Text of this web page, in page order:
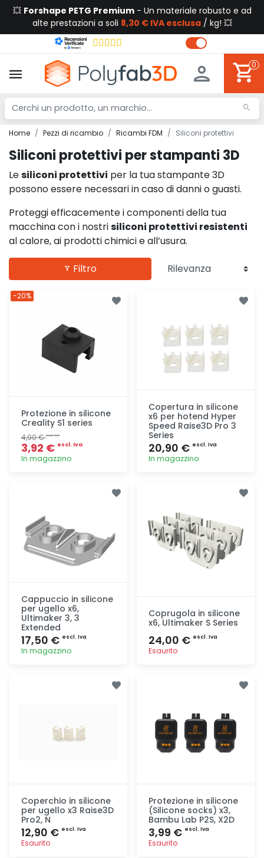
💥 Forshape PETG Premium- Un materiale robusto e ad
alte prestazioni a soli 8,30 € IVA esclusa/ kg! 💥
0
Home Pezzi di ricambio Ricambi FDM Siliconi protettivi
Siliconi protettivi per stampanti 3D
Lesiliconi protettivi per la tua stampante 3D
possono essere necessari in caso di danni o guasti.
Proteggi efficacemente i componenti della tua
macchina con i nostrisiliconi protettivi resistenti
al calore, ai prodotti chimici e all’usura.
Filtro
Protezione in silicone
Creality S1 series
4,90 €escl. Iva
3,92 € escl. Iva
In magazzino
-20%
Copertura in silicone
x6 per hotend Hyper
Speed Raise3D Pro 3
Series
20,90 € escl. Iva
In magazzino
Cappuccio in silicone
per ugello x6,
Ultimaker 3, 3
Extended
17,50 € escl. Iva
In magazzino
Coprugola in silicone
x6, Ultimaker S Series
24,00 € escl. Iva
Esaurito
Coperchio in silicone
per ugello x3 Raise3D
Pro2, N
12,90 € escl. Iva
Esaurito
Protezione in silicone
(Silicone socks) x3,
Bambu Lab P2S, X2D
3,99 € escl. Iva
Esaurito